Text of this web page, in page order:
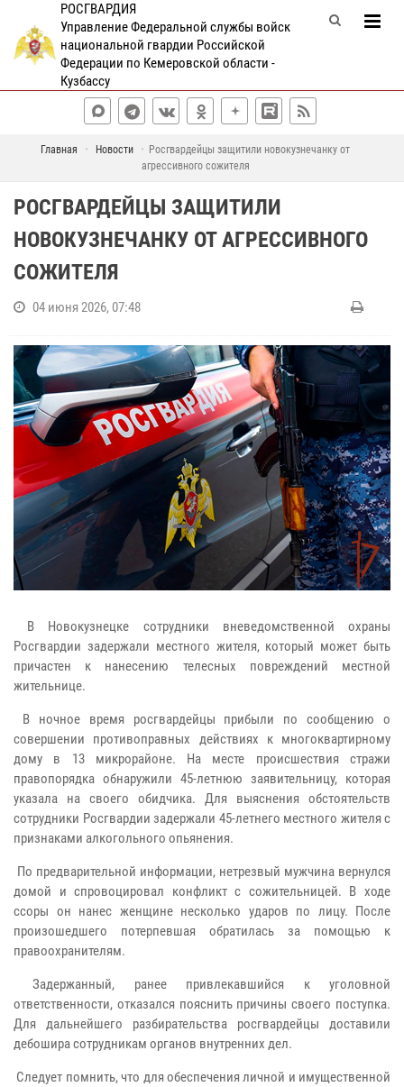
РОСГВАРДИЯ
Управление Федеральной службы войск
национальной гвардии Российской
Федерации по Кемеровской области -
Кузбассу
Главная Новости
Росгвардейцы защитили новокузнечанку от
агрессивного сожителя
РОСГВАРДЕЙЦЫ ЗАЩИТИЛИ
НОВОКУЗНЕЧАНКУ ОТ АГРЕССИВНОГО
СОЖИТЕЛЯ
04 июня 2026, 07:48
В Новокузнецке сотрудники вневедомственной охраны
Росгвардии задержали местного жителя, который может быть
причастен к нанесению телесных повреждений местной
жительнице.
В ночное время росгвардейцы прибыли по сообщению о
совершении противоправных действиях к многоквартирному
дому в 13 микрорайоне. На месте происшествия стражи
правопорядка обнаружили 45-летнюю заявительницу, которая
указала на своего обидчика. Для выяснения обстоятельств
сотрудники Росгвардии задержали 45-летнего местного жителя с
признаками алкогольного опьянения.
По предварительной информации, нетрезвый мужчина вернулся
домой и спровоцировал конфликт с сожительницей. В ходе
ссоры он нанес женщине несколько ударов по лицу. После
произошедшего потерпевшая обратилась за помощью к
правоохранителям.
Задержанный, ранее привлекавшийся к уголовной
ответственности, отказался пояснить причины своего поступка.
Для дальнейшего разбирательства росгвардейцы доставили
дебошира сотрудникам органов внутренних дел.
Следует помнить, что для обеспечения личной и имущественной